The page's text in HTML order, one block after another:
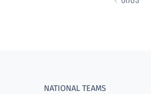
NATIONAL TEAMS